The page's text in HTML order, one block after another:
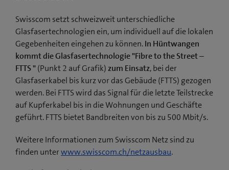
Swisscom setzt schweizweit unterschiedliche
Glasfasertechnologien ein, um individuell auf die lokalen
Gegebenheiten eingehen zu können.In Hüntwangen
kommt die Glasfasertechnologie "Fibre to the Street –
FTTS "(Punkt 2 auf Grafik)zum Einsatz, bei der
Glasfaserkabel bis kurz vor das Gebäude (FTTS) gezogen
werden. Bei FTTS wird das Signal für die letzte Teilstrecke
auf Kupferkabel bis in die Wohnungen und Geschäfte
geführt. FTTS bietet Bandbreiten von bis zu 500 Mbit/s.
Weitere Informationen zum Swisscom Netz sind zu
finden unterwww.swisscom.ch/netzausbau.